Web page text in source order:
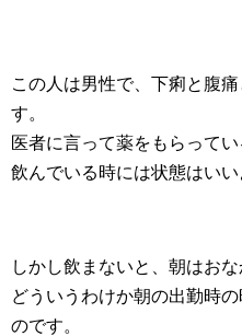
この人は男性で、下痢と腹
す。
医者に言って薬をもらって
飲んでいる時には状態はいい
しかし飲まないと、朝はお
どういうわけか朝の出勤時
のです。